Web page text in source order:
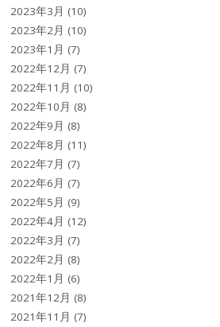
2023年3月 (10)
2023年2月 (10)
2023年1月 (7)
2022年12月 (7)
2022年11月 (10)
2022年10月 (8)
2022年9月 (8)
2022年8月 (11)
2022年7月 (7)
2022年6月 (7)
2022年5月 (9)
2022年4月 (12)
2022年3月 (7)
2022年2月 (8)
2022年1月 (6)
2021年12月 (8)
2021年11月 (7)